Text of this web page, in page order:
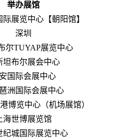
举办展馆
展览中心【朝阳馆】
深圳
尔TUYAP展览中心
坦布尔展会中心
国际会展中心
洲国际会展中心
博览中心（机场展馆）
海世博展览馆
纪城国际展览中心